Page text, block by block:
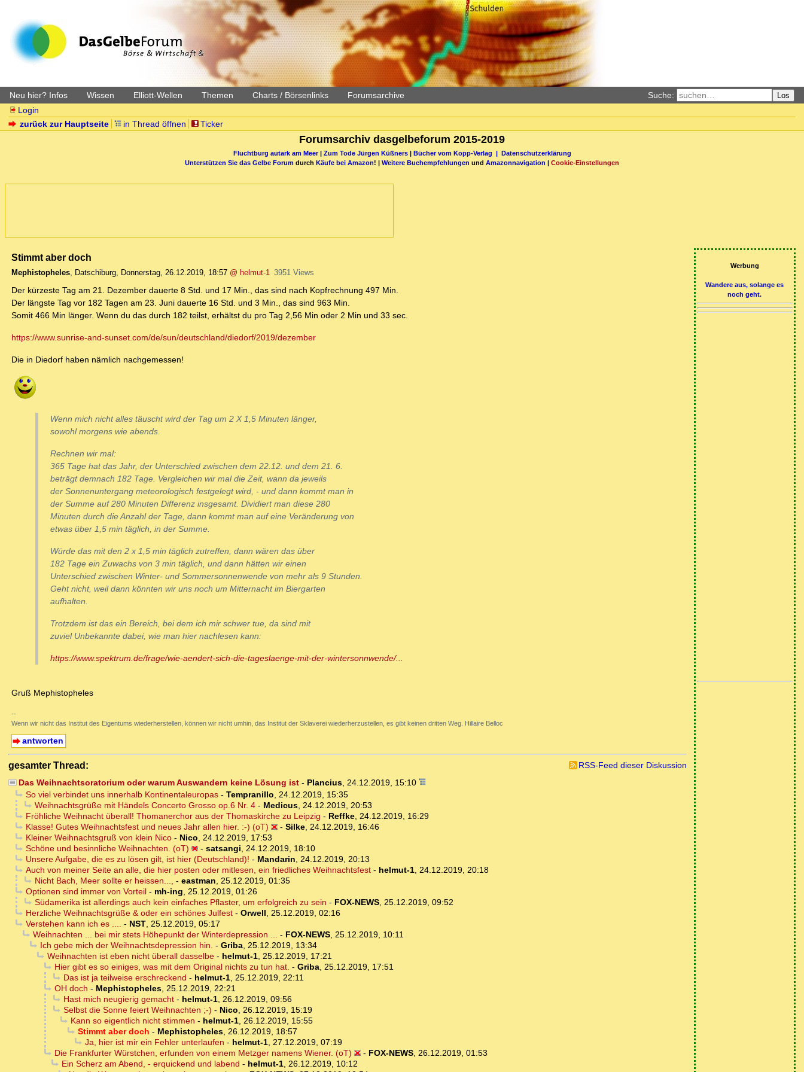
Neu hier? Infos Wissen Elliott-Wellen Themen Charts / Börsenlinks Forumsarchive Suche: Los
Login
zurück zur Hauptseite
in Thread öffnen Ticker
Forumsarchiv dasgelbeforum 2015-2019
Fluchtburg autark am Meer| Zum Tode Jürgen Küßners| Bücher vom Kopp-Verlag |
Datenschutzerklärung
Unterstützen Sie das Gelbe Forum durch Käufe bei Amazon! | Weitere Buchempfehlungen und Amazonnavigation Cookie-Einstellungen
Stimmt aber doch
Mephistopheles, Datschiburg, Donnerstag, 26.12.2019, 18:57 @ helmut-1 3951 Views
Der kürzeste Tag am 21. Dezember dauerte 8 Std. und 17 Min., das sind nach Kopfrechnung 497 Min.
Der längste Tag vor 182 Tagen am 23. Juni dauerte 16 Std. und 3 Min., das sind 963 Min.
Somit 466 Min länger. Wenn du das durch 182 teilst, erhältst du pro Tag 2,56 Min oder 2 Min und 33 sec.
https://www.sunrise-and-sunset.com/de/sun/deutschland/diedorf/2019/dezember
Die in Diedorf haben nämlich nachgemessen!
Wenn mich nicht alles täuscht wird der Tag um 2 X 1,5 Minuten länger,
sowohl morgens wie abends.
Rechnen wir mal:
365 Tage hat das Jahr, der Unterschied zwischen dem 22.12. und dem 21. 6.
beträgt demnach 182 Tage. Vergleichen wir mal die Zeit, wann da jeweils
der Sonnenuntergang meteorologisch festgelegt wird, - und dann kommt man in
der Summe auf 280 Minuten Differenz insgesamt. Dividiert man diese 280
Minuten durch die Anzahl der Tage, dann kommt man auf eine Veränderung von
etwas über 1,5 min täglich, in der Summe.
Würde das mit den 2 x 1,5 min täglich zutreffen, dann wären das über
182 Tage ein Zuwachs von 3 min täglich, und dann hätten wir einen
Unterschied zwischen Winter- und Sommersonnenwende von mehr als 9 Stunden.
Geht nicht, weil dann könnten wir uns noch um Mitternacht im Biergarten
aufhalten.
Trotzdem ist das ein Bereich, bei dem ich mir schwer tue, da sind mit
zuviel Unbekannte dabei, wie man hier nachlesen kann:
https://www.spektrum.de/frage/wie-aendert-sich-die-tageslaenge-mit-der-wintersonnwende/...
Gruß Mephistopheles
--
Wenn wir nicht das Institut des Eigentums wiederherstellen, können wir nicht umhin, das Institut der Sklaverei wiederherzustellen, es gibt keinen dritten Weg. Hillaire Belloc
antworten
gesamter Thread:
RSS-Feed dieser Diskussion
Das Weihnachtsoratorium oder warum Auswandern keine Lösung ist- Plancius, 24.12.2019, 15:10
So viel verbindet uns innerhalb Kontinentaleuropas- Tempranillo
24.12.2019, 15:35
Weihnachtsgrüße mit Händels Concerto Grosso op.6 Nr. 4- Medicus, 24.12.2019, 20:53
Fröhliche Weihnacht überall! Thomanerchor aus der Thomaskirche zu Leipzig - Reffke, 24.12.2019, 16:29
Klasse! Gutes Weihnachtsfest und neues Jahr allen hier. :-) (oT)
- Silke, 24.12.2019, 16:46
Kleiner Weihnachtsgruß von klein Nico- Nico
24.12.2019, 17:53
Schöne und besinnliche Weihnachten. (oT)
- satsangi
24.12.2019, 18:10
Unsere Aufgabe, die es zu lösen gilt, ist hier (Deutschland)! - Mandarin
24.12.2019, 20:13
Auch von meiner Seite an alle, die hier posten oder mitlesen, ein friedliches Weihnachtsfest- helmut-1, 24.12.2019, 20:18
Nicht Bach, Meer sollte er heissen...,
- eastman
25.12.2019, 01:35
Optionen sind immer von Vorteil- mh-ing
25.12.2019, 01:26
Südamerika ist allerdings auch kein einfaches Pflaster, um erfolgreich zu sein - FOX-NEWS, 25.12.2019, 09:52
Herzliche Weihnachtsgrüße & oder ein schönes Julfest- Orwell
25.12.2019, 02:16
Verstehen kann ich es ....
- NST, 25.12.2019, 05:17
Weihnachten ... bei mir stets Höhepunkt der Winterdepression ...
- FOX-NEWS, 25.12.2019, 10:11
Ich gebe mich der Weihnachtsdepression hin. - Griba, 25.12.2019, 13:34
Weihnachten ist eben nicht überall dasselbe- helmut-1, 25.12.2019, 17:21
Hier gibt es so einiges, was mit dem Original nichts zu tun hat. - Griba, 25.12.2019, 17:51
Das ist ja teilweise erschreckend - helmut-1, 25.12.2019, 22:11
OH doch - Mephistopheles, 25.12.2019, 22:21
Hast mich neugierig gemacht- helmut-1, 26.12.2019, 09:56
Selbst die Sonne feiert Weihnachten ;-) - Nico
26.12.2019, 15:19
Kann so eigentlich nicht stimmen - helmut-1, 26.12.2019, 15:55
Stimmt aber doch - Mephistopheles, 26.12.2019, 18:57
Ja, hier ist mir ein Fehler unterlaufen - helmut-1, 27.12.2019, 07:19
Die Frankfurter Würstchen, erfunden von einem Metzger namens Wiener. (oT)
- FOX-NEWS, 26.12.2019, 01:53
Ein Scherz am Abend, - erquickend und labend - helmut-1, 26.12.2019, 10:12
Werbung
Wandere aus, solange es
noch geht.